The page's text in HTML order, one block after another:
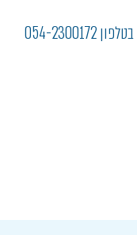
בטלפון 054-2300172